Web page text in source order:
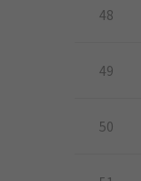
48
49
50